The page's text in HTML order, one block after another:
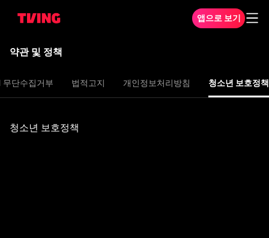
앱으로 보기
약관 및 정책
무단수집거부 법적고지 개인정보처리방침 청소년 보호정책
청소년 보호정책